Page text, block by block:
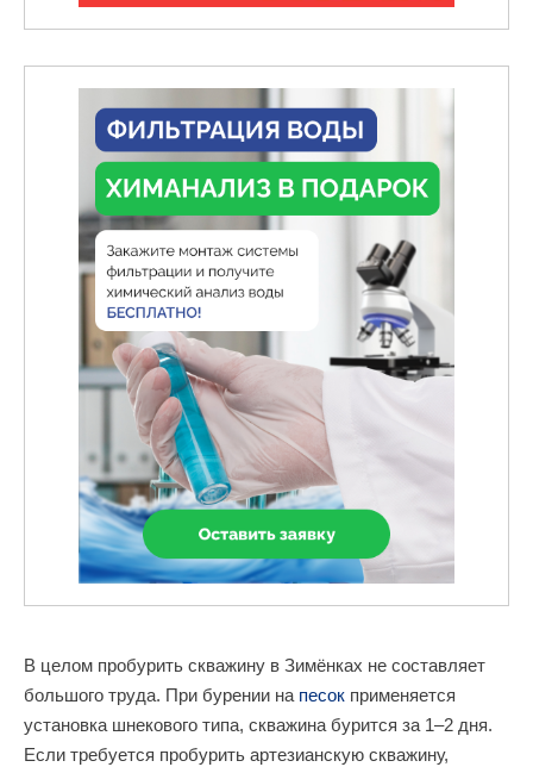
В целом пробурить скважину в Зимёнках не составляет
большого труда. При бурении на песок применяется
установка шнекового типа, скважина бурится за 1–2 дня.
Если требуется пробурить артезианскую скважину,